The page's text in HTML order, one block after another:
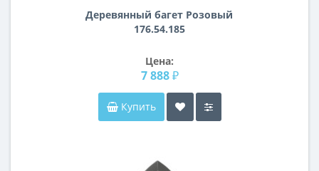
Деревянный багет Розовый
176.54.185
Цена:
7 888 ₽
Купить